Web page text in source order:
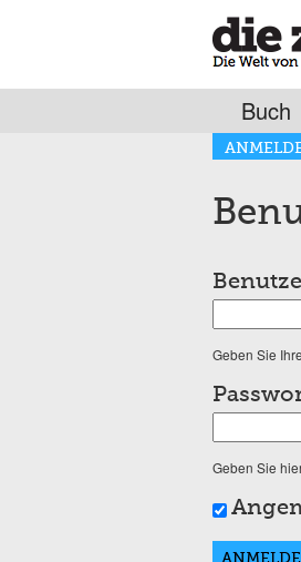
Buch
(AKTIVER
Geben Sie
Geben Sie